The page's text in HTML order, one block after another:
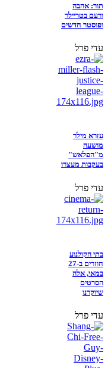
תור: אהבה
ורעם בטריילר
ופוסטר חדשים
עדי פרל
עזרא מילר
מושעה
מ"הפלאש"
בעקבות מעצרו
עדי פרל
בתי הקולנוע
חוזרים ב-27
במאי, אלה
הסרטים
שיוקרנו
עדי פרל